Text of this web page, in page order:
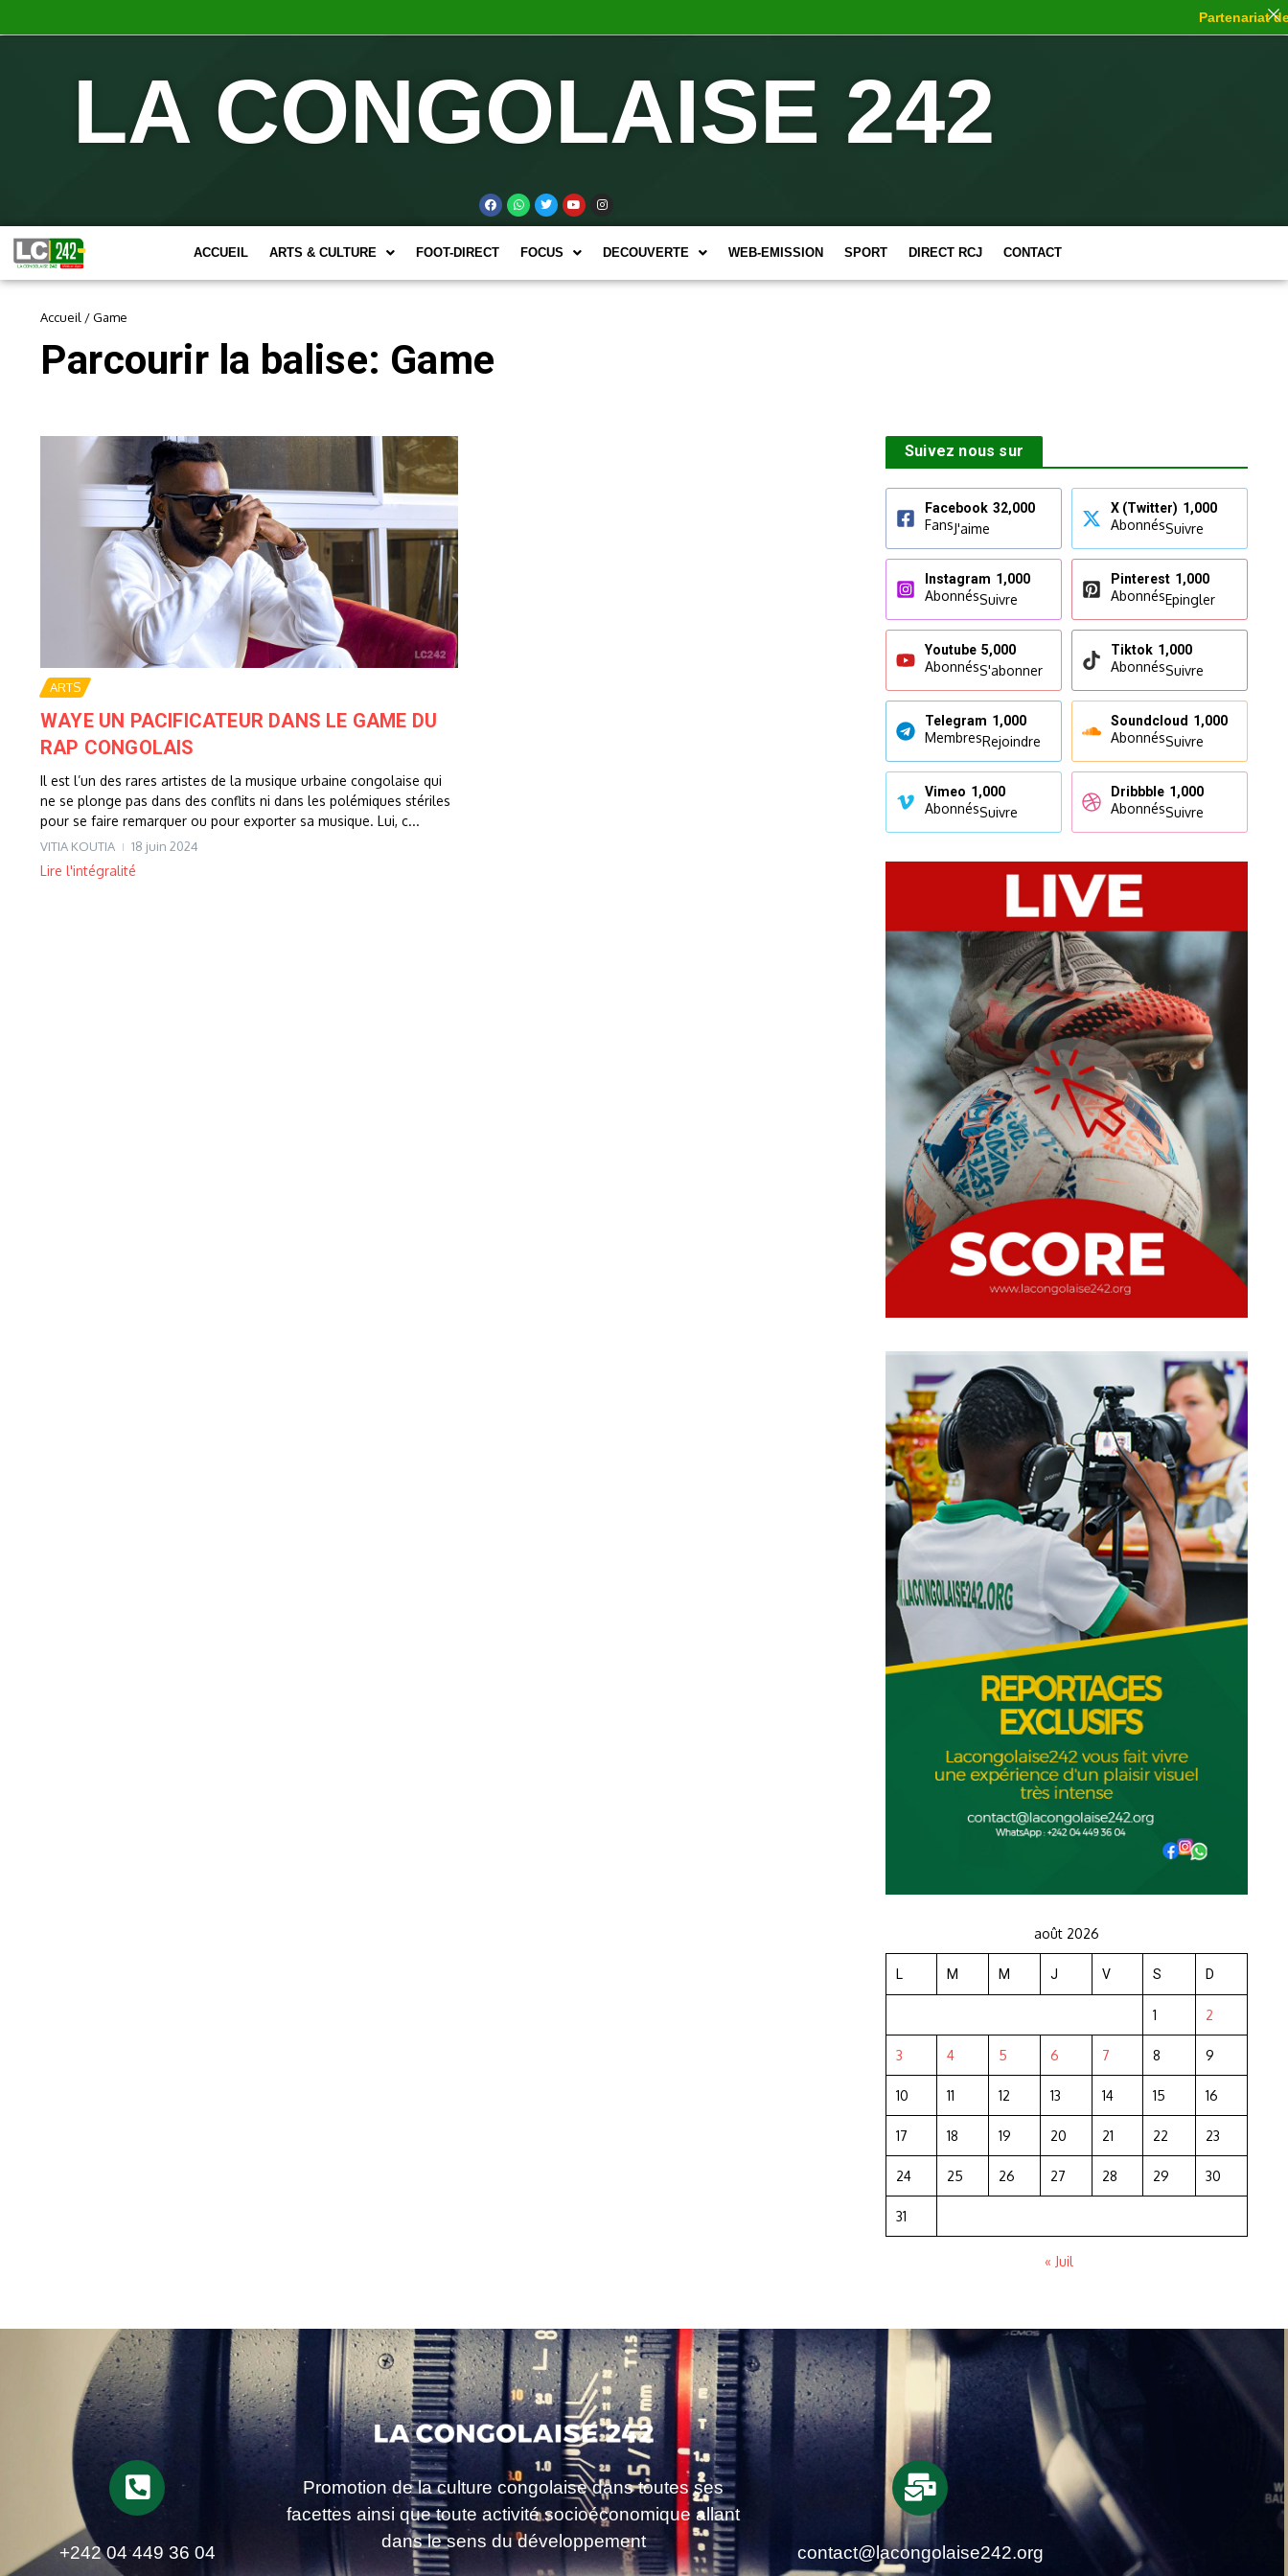
LA CONGOLAISE 242
ACCUEIL ARTS & CULTURE FOOT-DIRECT FOCUS DECOUVERTE WEB-EMISSION SPORT DIRECT RCJ CONTACT
Accueil /Game
Parcourir la balise: Game
ARTS
WAYE UN PACIFICATEUR DANS LE GAME DU
RAP CONGOLAIS
Il est l’un des rares artistes de la musique urbaine congolaise qui
ne se plonge pas dans des conflits ni dans les polémiques stériles
pour se faire remarquer ou pour exporter sa musique. Lui, c...
VITIA KOUTIA 18 juin 2024
Lire l'intégralité
Suivez nous sur
Facebook 32,000
FansJ'aime
X (Twitter) 1,000
AbonnésSuivre
Instagram 1,000
AbonnésSuivre
Pinterest 1,000
AbonnésEpingler
Youtube 5,000
AbonnésS'abonner
Tiktok 1,000
AbonnésSuivre
Telegram 1,000
MembresRejoindre
Soundcloud 1,000
AbonnésSuivre
Vimeo 1,000
AbonnésSuivre
Dribbble 1,000
AbonnésSuivre
août 2026
L M M J V S D
1 2
3 4 5 6 7 8 9
10 11 12 13 14 15 16
17 18 19 20 21 22 23
24 25 26 27 28 29 30
31
« Juil
+242 04 449 36 04
Promotion de la culture congolaise dans toutes ses
facettes ainsi que toute activité socioéconomique allant
dans le sens du développement
contact@lacongolaise242.org
Partenariat de